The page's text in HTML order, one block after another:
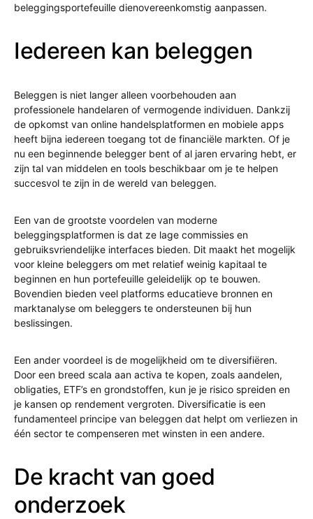
beleggingsportefeuille dienovereenkomstig aanpassen.
Iedereen kan beleggen
Beleggen is niet langer alleen voorbehouden aan
professionele handelaren of vermogende individuen. Dankzij
de opkomst van online handelsplatformen en mobiele apps
heeft bijna iedereen toegang tot de financiële markten. Of je
nu een beginnende belegger bent of al jaren ervaring hebt, er
zijn tal van middelen en tools beschikbaar om je te helpen
succesvol te zijn in de wereld van beleggen.
Een van de grootste voordelen van moderne
beleggingsplatformen is dat ze lage commissies en
gebruiksvriendelijke interfaces bieden. Dit maakt het mogelijk
voor kleine beleggers om met relatief weinig kapitaal te
beginnen en hun portefeuille geleidelijk op te bouwen.
Bovendien bieden veel platforms educatieve bronnen en
marktanalyse om beleggers te ondersteunen bij hun
beslissingen.
Een ander voordeel is de mogelijkheid om te diversifiëren.
Door een breed scala aan activa te kopen, zoals aandelen,
obligaties, ETF’s en grondstoffen, kun je je risico spreiden en
je kansen op rendement vergroten. Diversificatie is een
fundamenteel principe van beleggen dat helpt om verliezen in
één sector te compenseren met winsten in een andere.
De kracht van goed
onderzoek